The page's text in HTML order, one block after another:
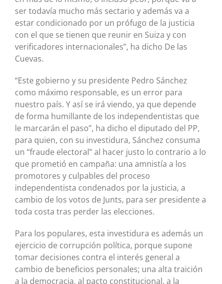
ser todavía mucho más sectario y además va a
estar condicionado por un prófugo de la justicia
con el que se tienen que reunir en Suiza y con
verificadores internacionales”, ha dicho De las
Cuevas.
“Este gobierno y su presidente Pedro Sánchez
como máximo responsable, es un error para
nuestro país. Y así se irá viendo, ya que depende
de forma humillante de los independentistas que
le marcarán el paso”, ha dicho el diputado del PP,
para quien, con su investidura, Sánchez consuma
un “fraude electoral” al hacer justo lo contrario a lo
que prometió en campaña: una amnistía a los
promotores y culpables del proceso
independentista condenados por la justicia, a
cambio de los votos de Junts, para ser presidente a
toda costa tras perder las elecciones.
Para los populares, esta investidura es además un
ejercicio de corrupción política, porque supone
tomar decisiones contra el interés general a
cambio de beneficios personales; una alta traición
a la democracia, al pacto constitucional, a la